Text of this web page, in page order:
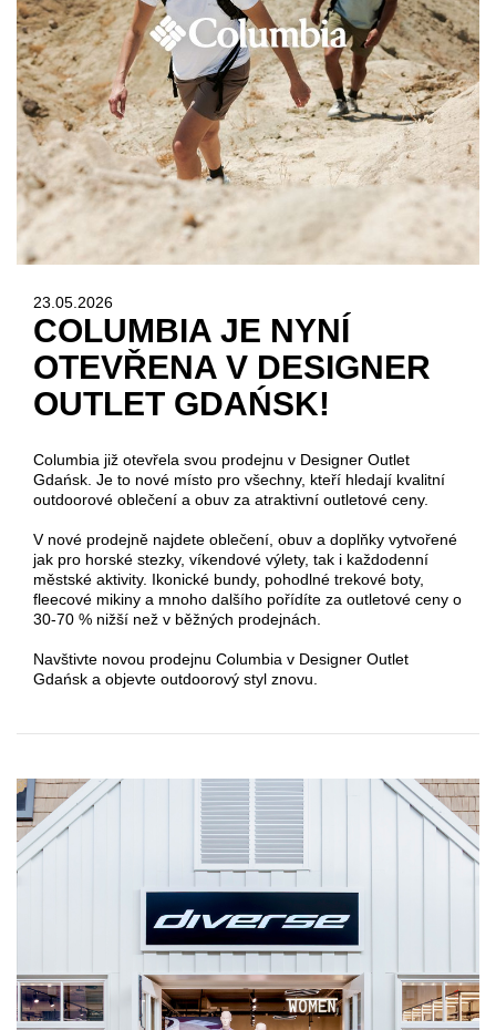
23.05.2026
COLUMBIA JE NYNÍ
OTEVŘENA V DESIGNER
OUTLET GDAŃSK!
Columbia již otevřela svou prodejnu v Designer Outlet
Gdańsk. Je to nové místo pro všechny, kteří hledají kvalitní
outdoorové oblečení a obuv za atraktivní outletové ceny.
V nové prodejně najdete oblečení, obuv a doplňky vytvořené
jak pro horské stezky, víkendové výlety, tak i každodenní
městské aktivity. Ikonické bundy, pohodlné trekové boty,
fleecové mikiny a mnoho dalšího pořídíte za outletové ceny o
30-70 % nižší než v běžných prodejnách.
Navštivte novou prodejnu Columbia v Designer Outlet
Gdańsk a objevte outdoorový styl znovu.